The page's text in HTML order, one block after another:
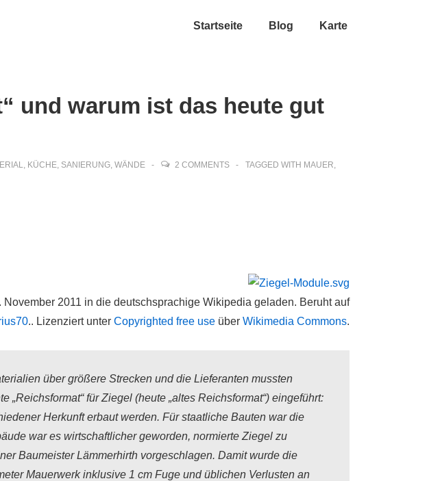
Startseite Blog Karte
und warum ist das heute gut
, KÜCHE, SANIERUNG, WÄNDE 2 COMMENTS TAGGED WITH MAUER,
November 2011 in die deutschsprachige Wikipedia geladen. Beruht auf
.. Lizenziert unter Copyrighted free use über Wikimedia Commons.
über größere Strecken und die Lieferanten mussten
„Reichsformat“ für Ziegel (heute „altes Reichsformat“) eingeführt:
Herkunft erbaut werden. Für staatliche Bauten war die
war es wirtschaftlicher geworden, normierte Ziegel zu
Baumeister Lämmerhirth vorgeschlagen. Damit wurde die
Mauerwerk inklusive 1 cm Fuge und üblichen Verlusten an